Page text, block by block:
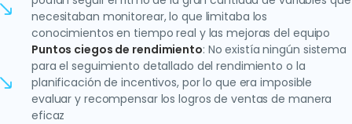
necesitaban monitorear, lo que limitaba los
conocimientos en tiempo real y las mejoras del equipo
Puntos ciegos de rendimiento: No existía ningún sistema
para el seguimiento detallado del rendimiento o la
planificación de incentivos, por lo que era imposible
evaluar y recompensar los logros de ventas de manera
eficaz